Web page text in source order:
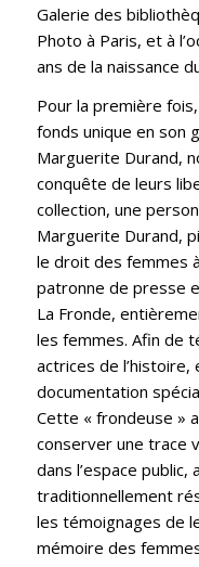
Galerie des
Photo à Paris, et à
ans de la naissance
Pour la première
fonds unique en son
Marguerite Durand,
conquête de leurs
collection, une
Marguerite Durand,
le droit des femmes
patronne de presse
La Fronde,
les femmes. Afin de
actrices de l’histoire,
documentation
Cette « frondeuse »
conserver une trace
dans l’espace
traditionnellement
les témoignages de
mémoire des